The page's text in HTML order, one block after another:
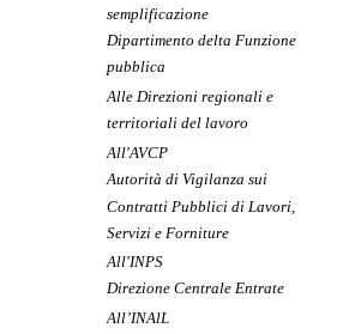
semplificazione
Dipartimento delta Funzione
pubblica
Alle Direzioni regionali e
territoriali del lavoro
All'AVCP
Autorità di Vigilanza sui
Contratti Pubblici di Lavori,
Servizi e Forniture
All'INPS
Direzione Centrale Entrate
All’INAlL